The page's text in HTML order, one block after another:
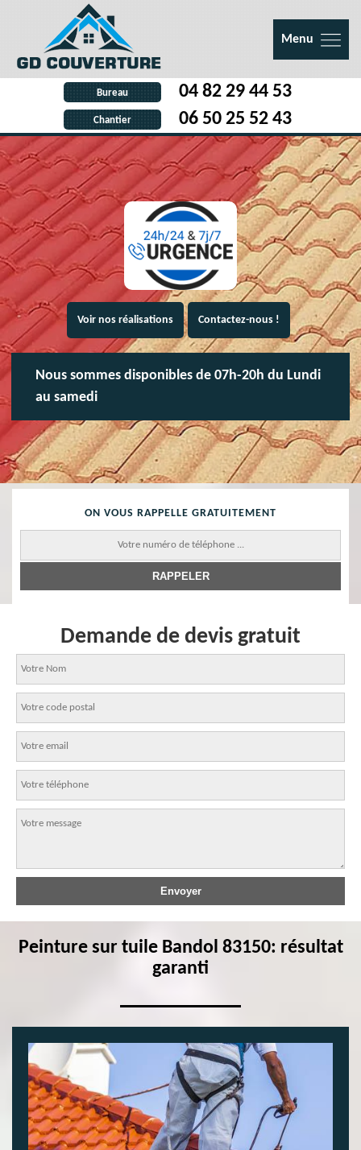
Menu
Bureau 04 82 29 44 53
Chantier 06 50 25 52 43
Voir nos réalisations Contactez-nous !
Nous sommes disponibles de 07h-20h du Lundi
au samedi
ON VOUS RAPPELLE GRATUITEMENT
Demande de devis gratuit
Peinture sur tuile Bandol 83150: résultat
garanti